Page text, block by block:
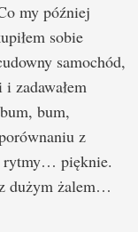
my później
sobie
samochód,
i zadawałem
bum,
z
rytmy… pięknie.
dużym żalem…